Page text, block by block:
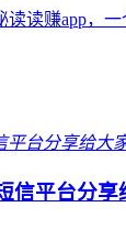
读赚app，
信平台分享